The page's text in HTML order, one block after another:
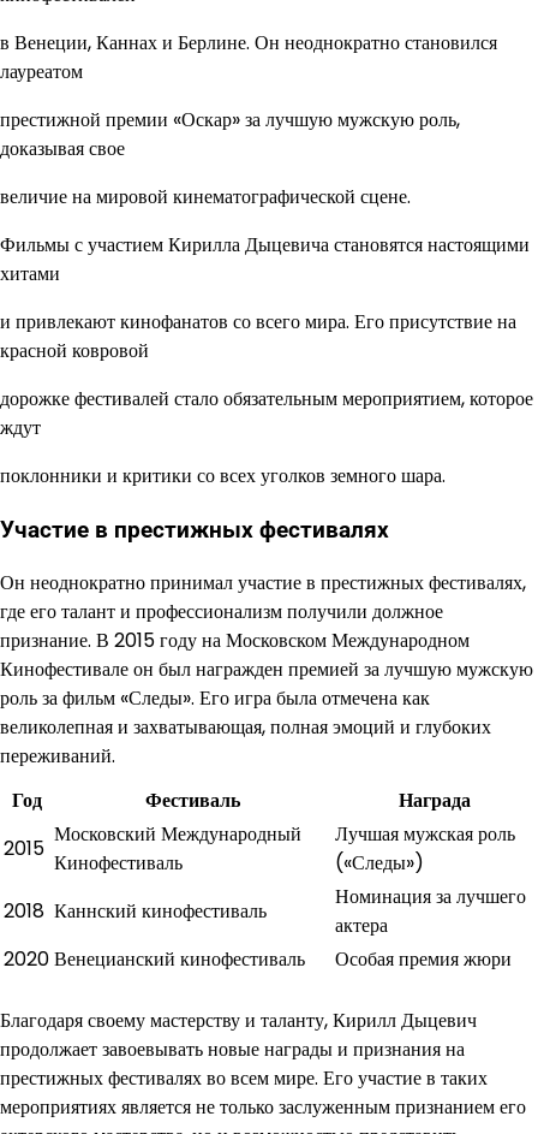
в Венеции, Каннах и Берлине. Он неоднократно становился
лауреатом
престижной премии «Оскар» за лучшую мужскую роль,
доказывая свое
величие на мировой кинематографической сцене.
Фильмы с участием Кирилла Дыцевича становятся настоящими
хитами
и привлекают кинофанатов со всего мира. Его присутствие на
красной ковровой
дорожке фестивалей стало обязательным мероприятием, которое
ждут
поклонники и критики со всех уголков земного шара.
Участие в престижных фестивалях
Он неоднократно принимал участие в престижных фестивалях,
где его талант и профессионализм получили должное
признание. В 2015 году на Московском Международном
Кинофестивале он был награжден премией за лучшую мужскую
роль за фильм «Следы». Его игра была отмечена как
великолепная и захватывающая, полная эмоций и глубоких
переживаний.
Год
Фестиваль
Награда
2015
Московский Международный
Кинофестиваль
Лучшая мужская роль
(«Следы»)
2018 Каннский кинофестиваль
Номинация за лучшего
актера
2020Венецианский кинофестиваль Особая премия жюри
Благодаря своему мастерству и таланту, Кирилл Дыцевич
продолжает завоевывать новые награды и признания на
престижных фестивалях во всем мире. Его участие в таких
мероприятиях является не только заслуженным признанием его